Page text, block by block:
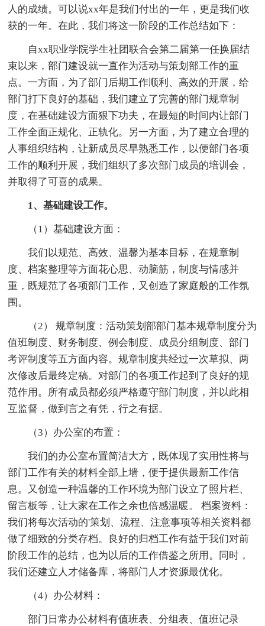
人的成绩。可以说xx年是我们付出的一年，更是我们收
获的一年。在此，我们将这一阶段的工作总结如下：
自xx职业学院学生社团联合会第二届第一任换届结
束以来，部门建设就一直作为活动与策划部工作的重
点。一方面，为了部门后期工作顺利、高效的开展，给
部门打下良好的基础，我们建立了完善的部门规章制
度，在基础建设方面狠下功夫，在最短的时间内让部门
工作全面正规化、正轨化。另一方面，为了建立合理的
人事组织结构，让新成员尽早熟悉工作，以便部门各项
工作的顺利开展，我们组织了多次部门成员的培训会，
并取得了可喜的成果。
1、基础建设工作。
（1）基础建设方面：
我们以规范、高效、温馨为基本目标，在规章制
度、档案整理等方面花心思、动脑筋，制度与情感并
重，既规范了各项部门工作，又创造了家庭般的工作氛
围。
（2） 规章制度：活动策划部部门基本规章制度分为
值班制度、财务制度、例会制度、成员分组制度、部门
考评制度等五方面内容。规章制度共经过一次草拟、两
次修改后最终定稿。对部门的各项工作起到了良好的规
范作用。所有成员都必须严格遵守部门制度，并以此相
互监督，做到言之有凭，行之有据。
（3）办公室的布置：
我们的办公室布置简洁大方，既体现了实用性将与
部门工作有关的材料全部上墙，便于提供最新工作信
息。又创造一种温馨的工作环境为部门设立了照片栏、
留言板等，让大家在工作之余也倍感温暖。 档案资料：
我们将每次活动的'策划、流程、注意事项等相关资料都
做了细致的分类存档。良好的归档工作有益于我们对前
阶段工作的总结，也为以后的工作借鉴之所用。同时，
我们还建立人才储备库，将部门人才资源最优化。
（4）办公材料：
部门日常办公材料有值班表、分组表、值班记录